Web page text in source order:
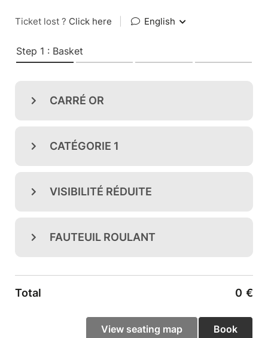
Ticket lost ? Click here English
Step 1 : Basket
CARRÉ OR
CATÉGORIE 1
VISIBILITÉ RÉDUITE
FAUTEUIL ROULANT
Total 0 €